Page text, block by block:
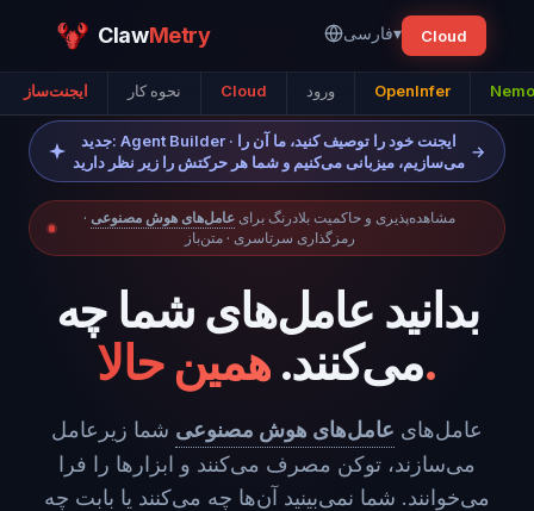
ClawMetry فارسی▾ Cloud
ایجنت‌ساز نحوه کار Cloud ورود OpenInfer
جدید: Agent Builder · ایجنت خود را توصیف کنید، ما آن را
می‌سازیم، میزبانی می‌کنیم و شما هر حرکتش را زیر نظر دارید
→
مشاهده‌پذیری و حاکمیت بلادرنگ برای عامل‌های هوش مصنوعی ·
رمزگذاری سرتاسری · متن‌باز
بدانید عامل‌های شما چه
می‌کنند.همین حالا.
عامل‌های عامل‌های هوش مصنوعی شما زیرعامل
می‌سازند، توکن مصرف می‌کنند و ابزارها را فرا
می‌خوانند. شما نمی‌بینید آن‌ها چه می‌کنند یا بابت چه